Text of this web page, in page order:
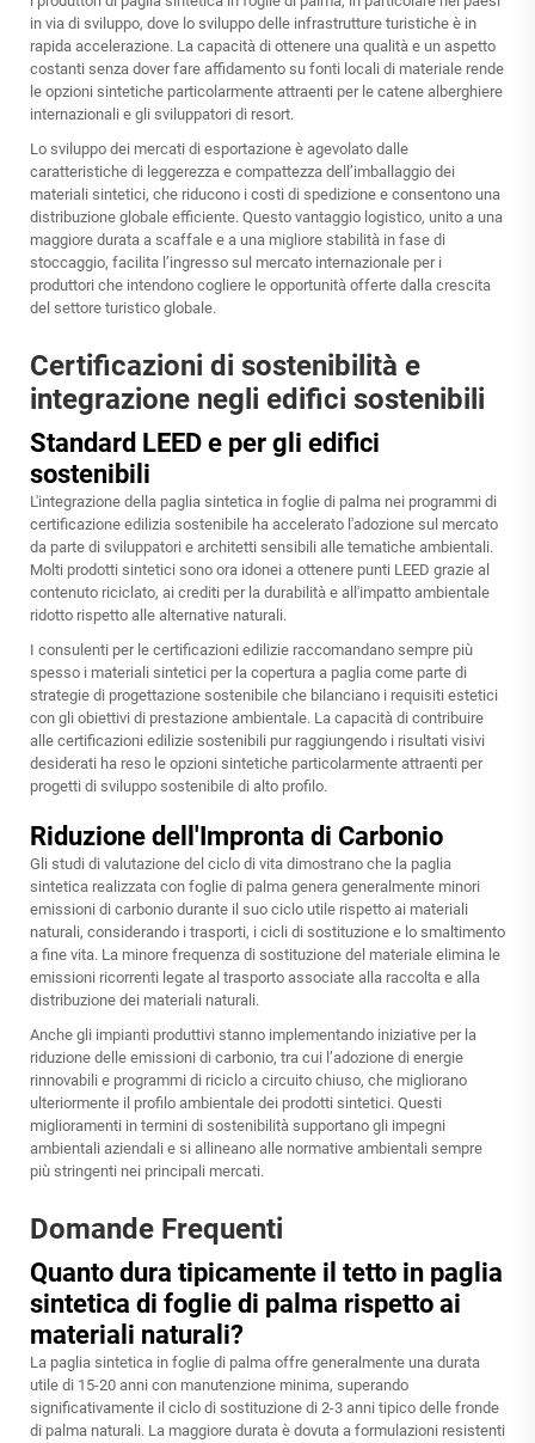
in via di sviluppo, dove lo sviluppo delle infrastrutture turistiche è in
rapida accelerazione. La capacità di ottenere una qualità e un aspetto
costanti senza dover fare affidamento su fonti locali di materiale rende
le opzioni sintetiche particolarmente attraenti per le catene alberghiere
internazionali e gli sviluppatori di resort.
Lo sviluppo dei mercati di esportazione è agevolato dalle
caratteristiche di leggerezza e compattezza dell’imballaggio dei
materiali sintetici, che riducono i costi di spedizione e consentono una
distribuzione globale efficiente. Questo vantaggio logistico, unito a una
maggiore durata a scaffale e a una migliore stabilità in fase di
stoccaggio, facilita l’ingresso sul mercato internazionale per i
produttori che intendono cogliere le opportunità offerte dalla crescita
del settore turistico globale.
Certificazioni di sostenibilità e
integrazione negli edifici sostenibili
Standard LEED e per gli edifici
sostenibili
L'integrazione della paglia sintetica in foglie di palma nei programmi di
certificazione edilizia sostenibile ha accelerato l'adozione sul mercato
da parte di sviluppatori e architetti sensibili alle tematiche ambientali.
Molti prodotti sintetici sono ora idonei a ottenere punti LEED grazie al
contenuto riciclato, ai crediti per la durabilità e all'impatto ambientale
ridotto rispetto alle alternative naturali.
I consulenti per le certificazioni edilizie raccomandano sempre più
spesso i materiali sintetici per la copertura a paglia come parte di
strategie di progettazione sostenibile che bilanciano i requisiti estetici
con gli obiettivi di prestazione ambientale. La capacità di contribuire
alle certificazioni edilizie sostenibili pur raggiungendo i risultati visivi
desiderati ha reso le opzioni sintetiche particolarmente attraenti per
progetti di sviluppo sostenibile di alto profilo.
Riduzione dell'Impronta di Carbonio
Gli studi di valutazione del ciclo di vita dimostrano che la paglia
sintetica realizzata con foglie di palma genera generalmente minori
emissioni di carbonio durante il suo ciclo utile rispetto ai materiali
naturali, considerando i trasporti, i cicli di sostituzione e lo smaltimento
a fine vita. La minore frequenza di sostituzione del materiale elimina le
emissioni ricorrenti legate al trasporto associate alla raccolta e alla
distribuzione dei materiali naturali.
Anche gli impianti produttivi stanno implementando iniziative per la
riduzione delle emissioni di carbonio, tra cui l’adozione di energie
rinnovabili e programmi di riciclo a circuito chiuso, che migliorano
ulteriormente il profilo ambientale dei prodotti sintetici. Questi
miglioramenti in termini di sostenibilità supportano gli impegni
ambientali aziendali e si allineano alle normative ambientali sempre
più stringenti nei principali mercati.
Domande Frequenti
Quanto dura tipicamente il tetto in paglia
sintetica di foglie di palma rispetto ai
materiali naturali?
La paglia sintetica in foglie di palma offre generalmente una durata
utile di 15-20 anni con manutenzione minima, superando
significativamente il ciclo di sostituzione di 2-3 anni tipico delle fronde
di palma naturali. La maggiore durata è dovuta a formulazioni resistenti